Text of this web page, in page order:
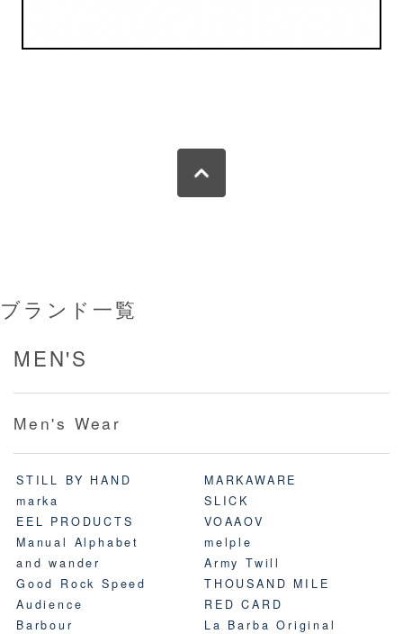
ブランド一覧
MEN'S
Men's Wear
STILL BY HAND
MARKAWARE
marka
SLICK
EEL PRODUCTS
VOAAOV
Manual Alphabet
melple
and wander
Army Twill
Good Rock Speed
THOUSAND MILE
Audience
RED CARD
Barbour
La Barba Original